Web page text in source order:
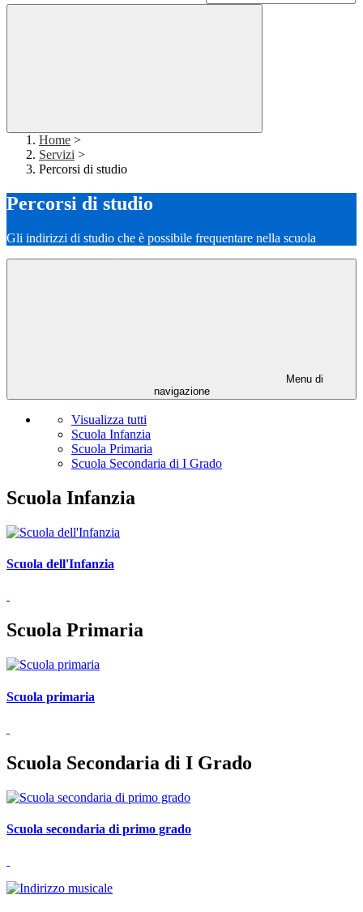
Home >
Servizi >
Percorsi di studio
Percorsi di studio
Gli indirizzi di studio che è possibile frequentare nella scuola
Menu di
navigazione
Visualizza tutti
Scuola Infanzia
Scuola Primaria
Scuola Secondaria di I Grado
Scuola Infanzia
Scuola dell'Infanzia
Scuola Primaria
Scuola primaria
Scuola Secondaria di I Grado
Scuola secondaria di primo grado